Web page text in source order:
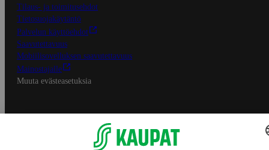
Tilaus- ja toimitusehdot
Tietosuojakäytäntö
Palvelun käyttöehdot
Saavutettavuus
Mobiilisovelluksen saavutettavuus
Mainostajalle
Muuta evästeasetuksia
S-ryhmän palvelut